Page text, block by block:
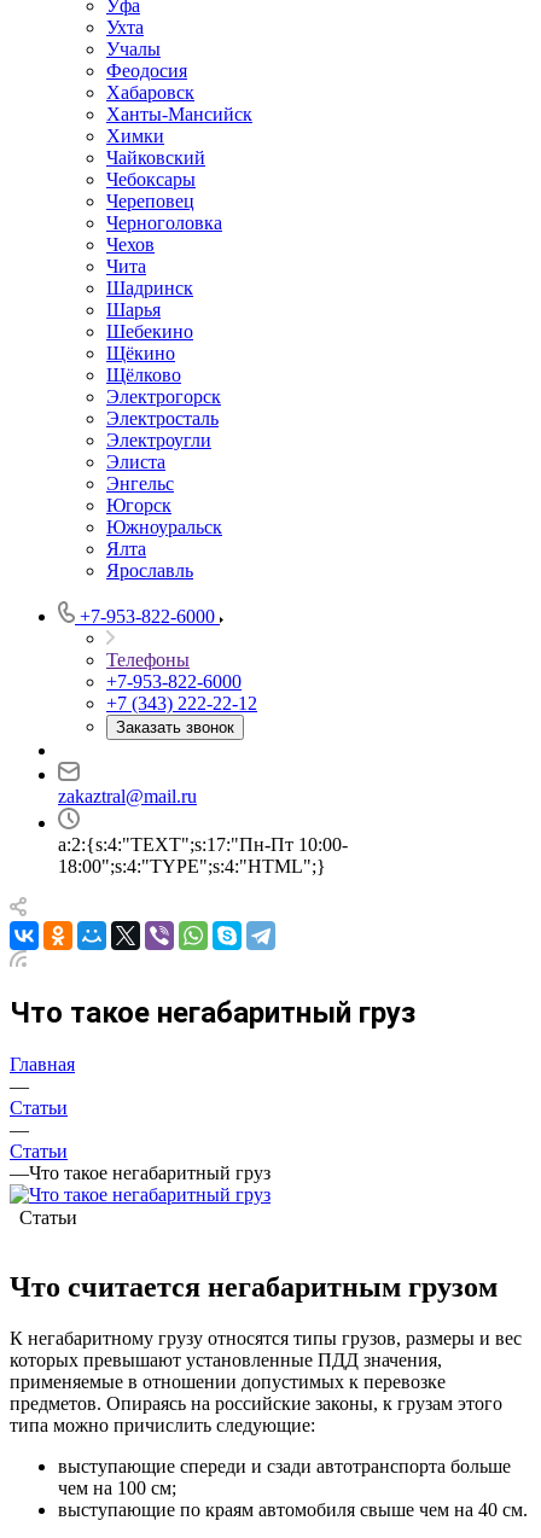
Уфа
Ухта
Учалы
Феодосия
Хабаровск
Ханты-Мансийск
Химки
Чайковский
Чебоксары
Череповец
Черноголовка
Чехов
Чита
Шадринск
Шарья
Шебекино
Щёкино
Щёлково
Электрогорск
Электросталь
Электроугли
Элиста
Энгельс
Югорск
Южноуральск
Ялта
Ярославль
+7-953-822-6000
Телефоны
+7-953-822-6000
+7 (343) 222-22-12
Заказать звонок
zakaztral@mail.ru
a:2:{s:4:"TEXT";s:17:"Пн-Пт 10:00-
18:00";s:4:"TYPE";s:4:"HTML";}
Что такое негабаритный груз
Главная
—
Статьи
—
Статьи
—Что такое негабаритный груз
Статьи
Что считается негабаритным грузом
К негабаритному грузу относятся типы грузов, размеры и вес
которых превышают установленные ПДД значения,
применяемые в отношении допустимых к перевозке
предметов. Опираясь на российские законы, к грузам этого
типа можно причислить следующие:
выступающие спереди и сзади автотранспорта больше
чем на 100 см;
выступающие по краям автомобиля свыше чем на 40 см.